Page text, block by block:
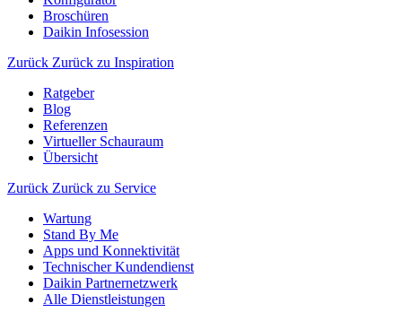
Broschüren
Daikin Infosession
Zurück Zurück zu Inspiration
Ratgeber
Blog
Referenzen
Virtueller Schauraum
Übersicht
Zurück Zurück zu Service
Wartung
Stand By Me
Apps und Konnektivität
Technischer Kundendienst
Daikin Partnernetzwerk
Alle Dienstleistungen